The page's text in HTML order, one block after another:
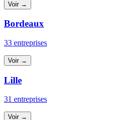
Voir →
Bordeaux
33 entreprises
Voir →
Lille
31 entreprises
Voir →